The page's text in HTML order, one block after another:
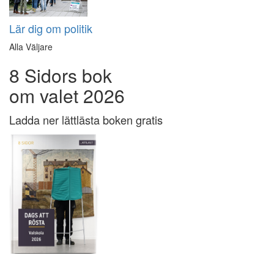
Lär dig om politik
Alla Väljare
8 Sidors bok
om valet 2026
Ladda ner lättlästa boken gratis